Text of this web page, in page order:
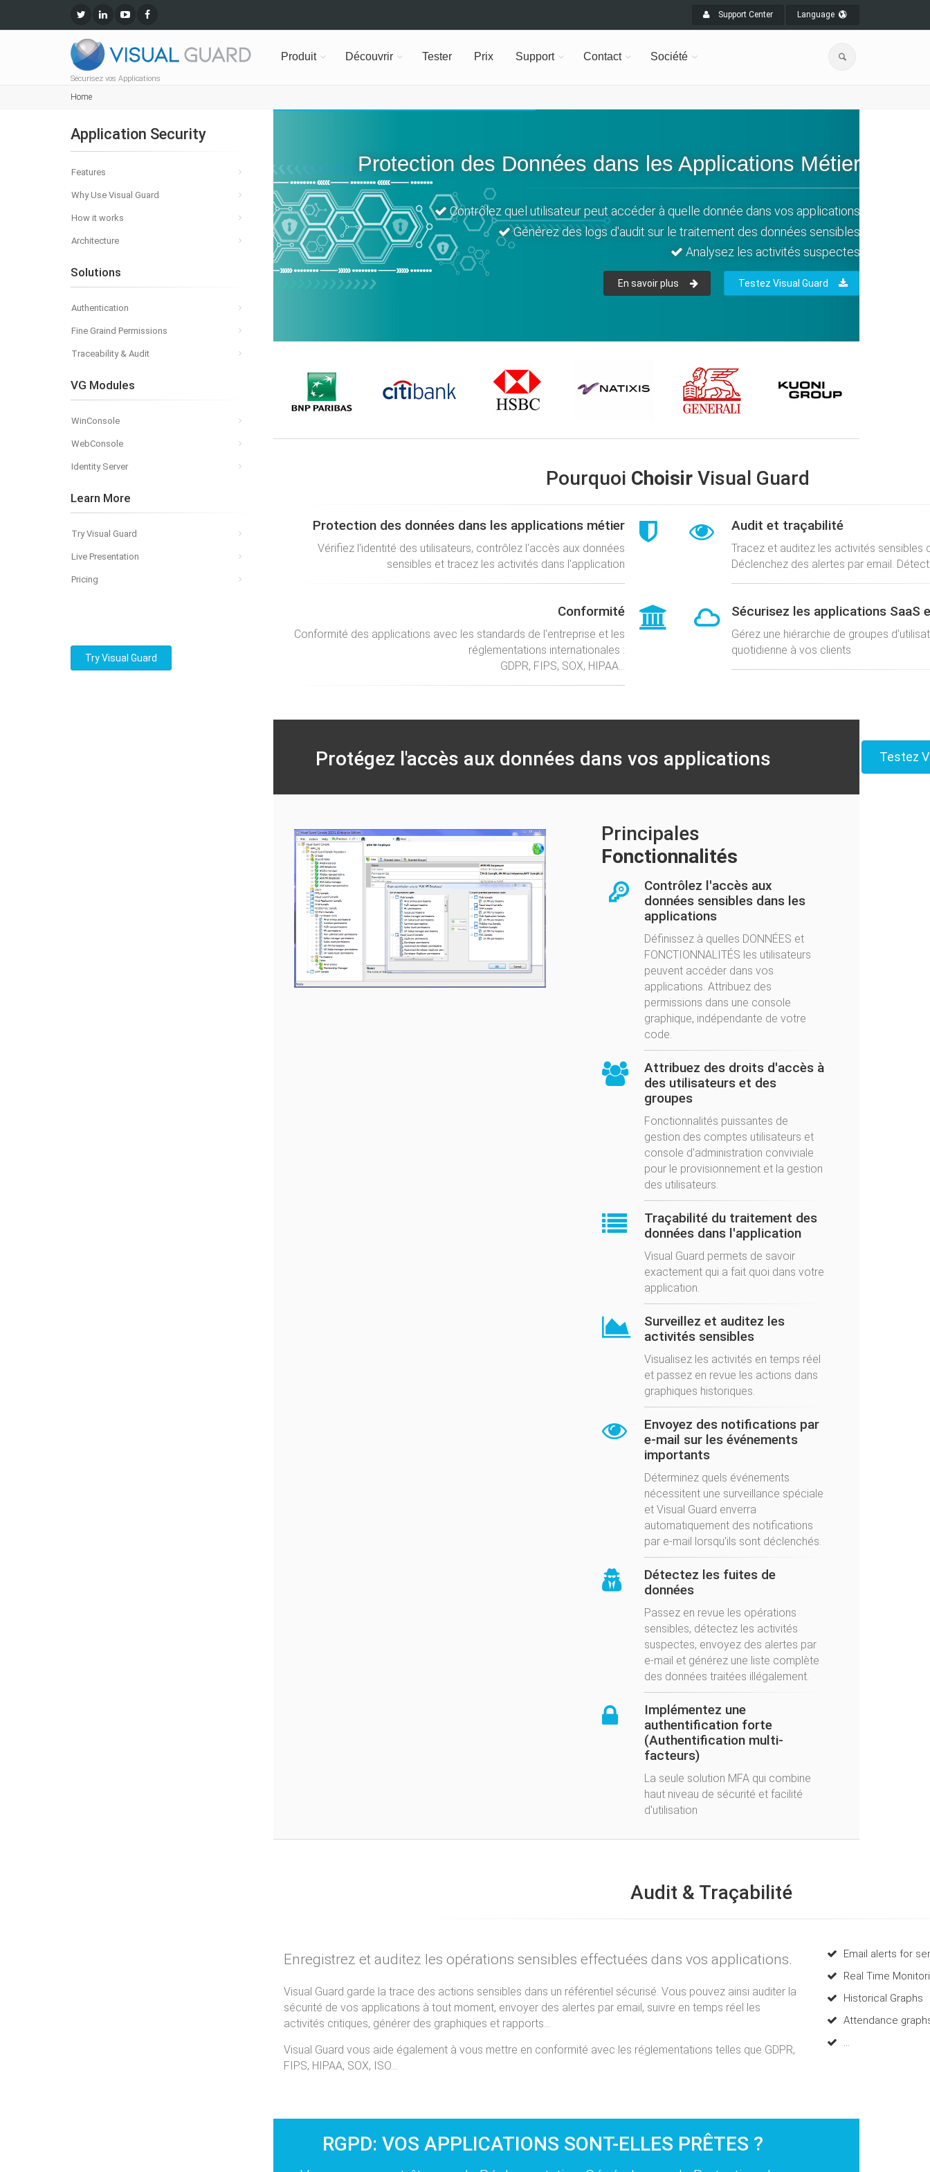
Support Center Language
Sécurisez vos Applications
Produit Découvrir Tester Prix Support Contact Société
Home
Protection des Données dans les Applications Métier
Contrôlez quel utilisateur peut accéder à quelle donnée dans vos applications
Générez des logs d'audit sur le traitement des données sensibles
Analysez les activités suspectes
En savoir plus Testez Visual Guard
Pourquoi Choisir Visual Guard
Protection des données dans les applications métier
Vérifiez l'identité des utilisateurs, contrôlez l'accès aux données
sensibles et tracez les activités dans l'application
Conformité
Conformité des applications avec les standards de l'entreprise et les
réglementations internationales :
GDPR, FIPS, SOX, HIPAA...
Audit et traçabilité
Tracez et auditez les activités sensibles
Déclenchez des alertes par email.
Sécurisez les applications SaaS
Gérez une hiérarchie de groupes
quotidienne à vos clients
Protégez l'accès aux données dans vos applications Testez
Principales
Fonctionnalités
Contrôlez l'accès aux
données sensibles dans les
applications
Définissez à quelles DONNÉES et
FONCTIONNALITÉS les utilisateurs
peuvent accéder dans vos
applications. Attribuez des
permissions dans une console
graphique, indépendante de votre
code.
Attribuez des droits d'accès à
des utilisateurs et des
groupes
Fonctionnalités puissantes de
gestion des comptes utilisateurs et
console d'administration conviviale
pour le provisionnement et la gestion
des utilisateurs.
Traçabilité du traitement des
données dans l'application
Visual Guard permets de savoir
exactement qui a fait quoi dans votre
application.
Surveillez et auditez les
activités sensibles
Visualisez les activités en temps réel
et passez en revue les actions dans
graphiques historiques.
Envoyez des notifications par
e-mail sur les événements
importants
Déterminez quels événements
nécessitent une surveillance spéciale
et Visual Guard enverra
automatiquement des notifications
par e-mail lorsqu'ils sont déclenchés.
Détectez les fuites de
données
Passez en revue les opérations
sensibles, détectez les activités
suspectes, envoyez des alertes par
e-mail et générez une liste complète
des données traitées illégalement.
Implémentez une
authentification forte
(Authentification multi-
facteurs)
La seule solution MFA qui combine
haut niveau de sécurité et facilité
d'utilisation
Audit & Traçabilité
Enregistrez et auditez les opérations sensibles effectuées dans vos applications.
Visual Guard garde la trace des actions sensibles dans un référentiel sécurisé. Vous pouvez ainsi auditer la
sécurité de vos applications à tout moment, envoyer des alertes par email, suivre en temps réel les
activités critiques, générer des graphiques et rapports...
Visual Guard vous aide également à vous mettre en conformité avec les réglementations telles que GDPR,
FIPS, HIPAA, SOX, ISO...
Email alerts for
Real Time
Historical Graphs
Attendance
...
RGPD: VOS APPLICATIONS SONT-ELLES PRÊTES ?
Application Security
Features
Why Use Visual Guard
How it works
Architecture
Solutions
Authentication
Fine Graind Permissions
Traceability & Audit
VG Modules
WinConsole
WebConsole
Identity Server
Learn More
Try Visual Guard
Live Presentation
Pricing
Try Visual Guard